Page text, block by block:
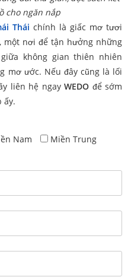
cho ngăn nắp
Thái chính là giấc mơ tươi
một nơi để tận hưởng những
không gian thiên nhiên
mơ ước. Nếu đây cũng là lối
liên hệ ngay WEDO để sớm
ấy.
Nam Miền Trung